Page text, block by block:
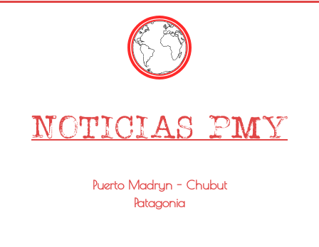
Puerto Madryn - Chubut
Patagonia